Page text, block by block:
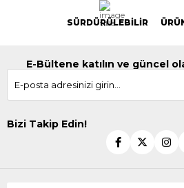
SÜRDÜRÜLEBİLİR
E-Bültene katılın ve güncel
Bizi Takip Edin!